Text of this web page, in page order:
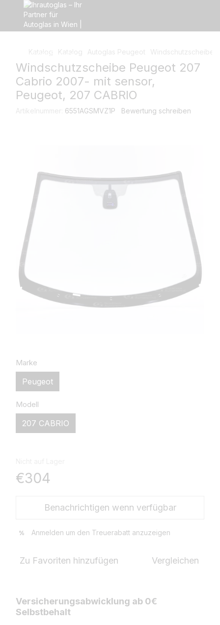
Katalog Katalog Autoglas Peugeot Windschutzscheibe
Windschutzscheibe Peugeot 207
Cabrio 2007- mit sensor,
Peugeot, 207 CABRIO
Artikelnummer: 6551AGSMVZ1P Bewertung schreiben
Marke
Peugeot
Modell
207 CABRIO
€304
Benachrichtigen wenn verfügbar
% Anmelden um den Treuerabatt anzuzeigen
Zu Favoriten hinzufügen Vergleichen
Versicherungsabwicklung ab 0€
Selbstbehalt